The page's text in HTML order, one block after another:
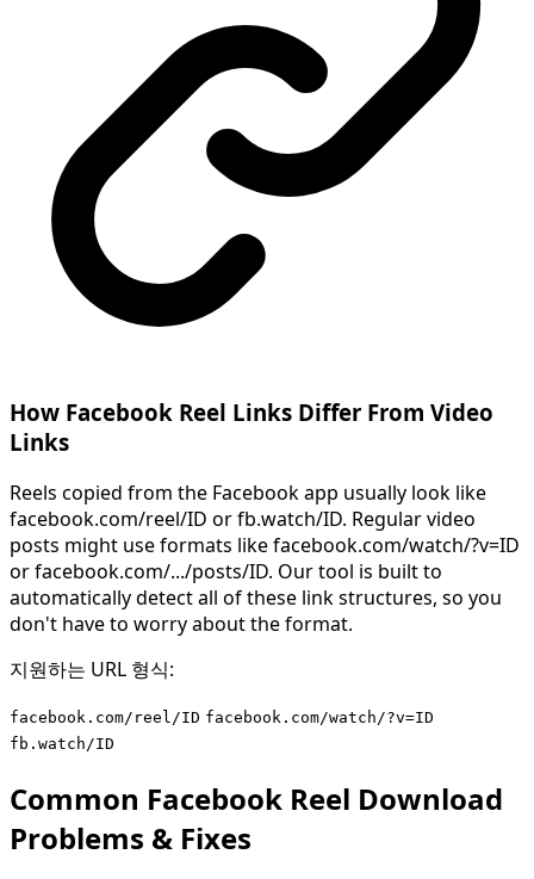
How Facebook Reel Links Differ From Video
Links
Reels copied from the Facebook app usually look like
facebook.com/reel/ID or fb.watch/ID. Regular video
posts might use formats like facebook.com/watch/?v=ID
or facebook.com/.../posts/ID. Our tool is built to
automatically detect all of these link structures, so you
don't have to worry about the format.
지원하는 URL 형식:
facebook.com/reel/ID facebook.com/watch/?v=ID
fb.watch/ID
Common Facebook Reel Download
Problems & Fixes